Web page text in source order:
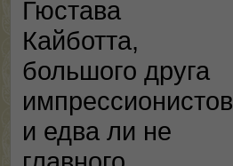
Гюстава
Кайботта,
большого друга
импрессионистов
и едва ли не